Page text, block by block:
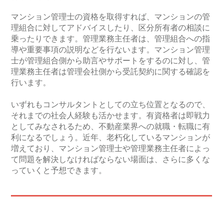
マンション管理士の資格を取得すれば、マンションの管
理組合に対してアドバイスしたり、区分所有者の相談に
乗ったりできます。管理業務主任者は、管理組合への指
導や重要事項の説明などを行ないます。マンション管理
士が管理組合側から助言やサポートをするのに対し、管
理業務主任者は管理会社側から受託契約に関する確認を
行います。
いずれもコンサルタントとしての立ち位置となるので、
それまでの社会人経験も活かせます。有資格者は即戦力
としてみなされるため、不動産業界への就職・転職に有
利になるでしょう。近年、老朽化しているマンションが
増えており、マンション管理士や管理業務主任者によっ
て問題を解決しなければならない場面は、さらに多くな
っていくと予想できます。